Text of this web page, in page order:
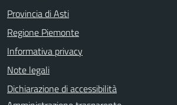
Provincia di Asti
Regione Piemonte
Informativa privacy
Note legali
Dichiarazione di accessibilità